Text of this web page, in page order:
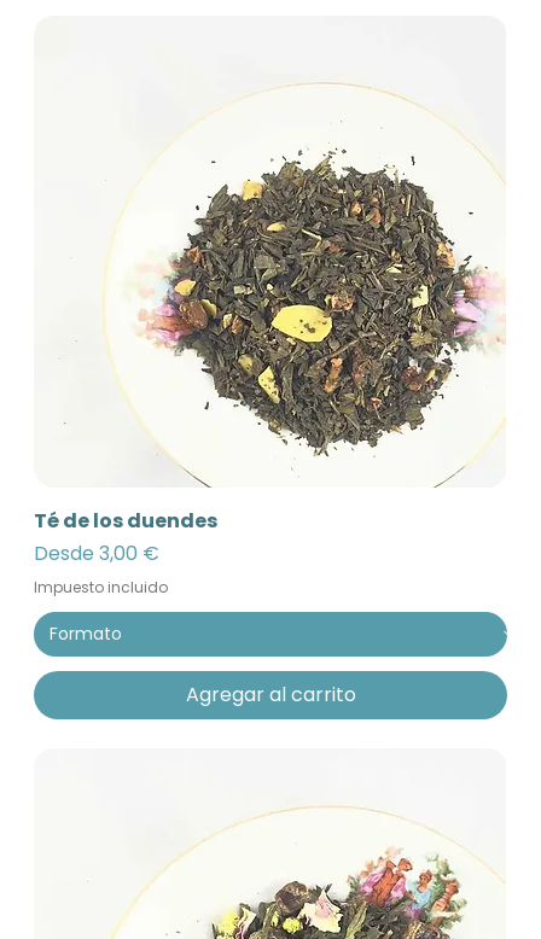
Té de los duendes
Desde3,00 €
Precio de oferta
Impuesto incluido
Agregar al carrito